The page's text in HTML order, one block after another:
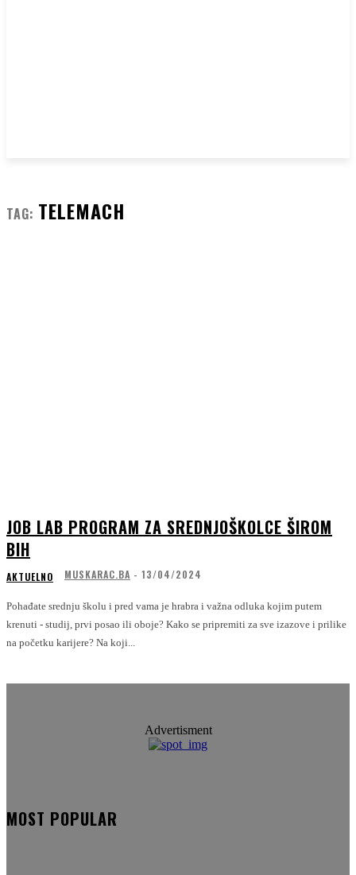
TAG: TELEMACH
JOB LAB PROGRAM ZA SREDNJOŠKOLCE ŠIROM
BIH
AKTUELNO MUSKARAC.BA - 13/04/2024
Pohađate srednju školu i pred vama je hrabra i važna odluka kojim putem
krenuti - studij, prvi posao ili oboje? Kako se pripremiti za sve izazove i prilike
na početku karijere? Na koji...
Advertisment
MOST POPULAR